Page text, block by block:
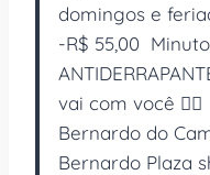
domingos e
-R$ 55,00
vai com você
Bernardo do
Bernardo Plaza